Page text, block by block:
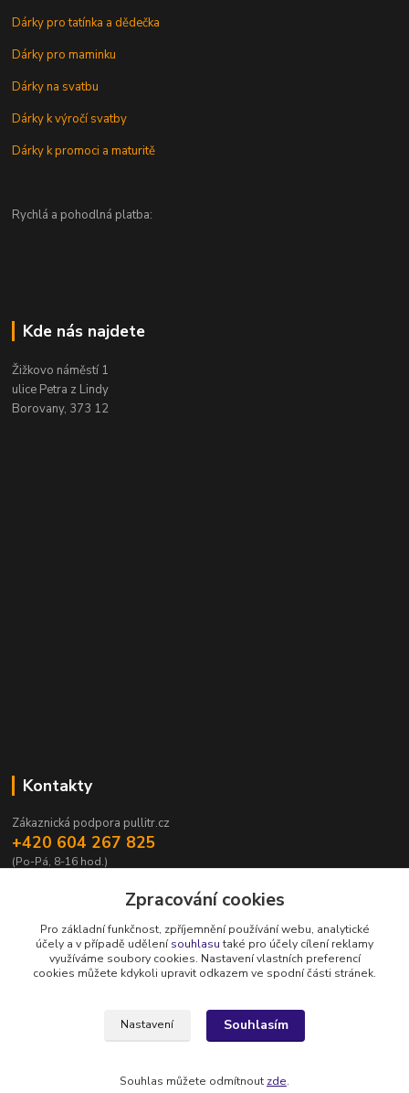
Dárky pro tatínka a dědečka
Dárky pro maminku
Dárky na svatbu
Dárky k výročí svatby
Dárky k promoci a maturitě
Rychlá a pohodlná platba:
Kde nás najdete
Žižkovo náměstí 1
ulice Petra z Lindy
Borovany, 373 12
Kontakty
Zákaznická podpora pullitr.cz
+420 604 267 825
(Po-Pá, 8-16 hod.)
Upravit sběr cookies.
Copyright © Půllitr.cz | Optimalizace a marketing -
Zpracování cookies
Pro základní funkčnost, zpříjemnění používání webu, analytické
účely a v případě udělenísouhlasutaké pro účely cílení reklamy
využíváme soubory cookies. Nastavení vlastních preferencí
cookies můžete kdykoli upravit odkazem ve spodní části stránek.
Nastavení Souhlasím
Souhlas můžete odmítnout zde.